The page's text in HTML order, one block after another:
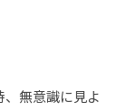
無意識に見よ